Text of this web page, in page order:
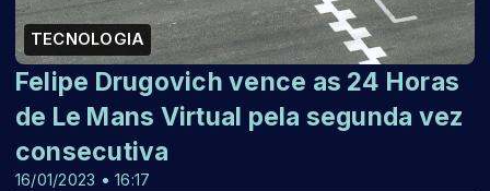
TECNOLOGIA
16/01/2023 • 16:17
Felipe Drugovich vence as 24 Horas
de Le Mans Virtual pela segunda vez
consecutiva